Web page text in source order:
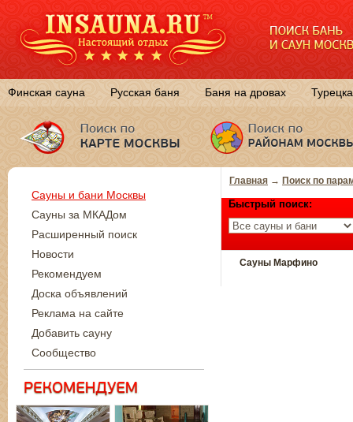
Финская сауна Русская баня Баня на дровах
Главная → Поиск по
Быстрый поиск:
Сауны Марфино
Сауны и бани Москвы
Сауны за МКАДом
Расширенный поиск
Новости
Рекомендуем
Доска объявлений
Реклама на сайте
Добавить сауну
Сообщество